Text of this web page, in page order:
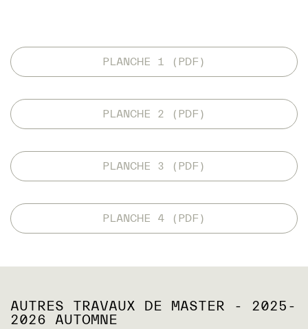
PLANCHE 1 (PDF)
PLANCHE 2 (PDF)
PLANCHE 3 (PDF)
PLANCHE 4 (PDF)
AUTRES TRAVAUX DE MASTER - 2025-
2026 AUTOMNE